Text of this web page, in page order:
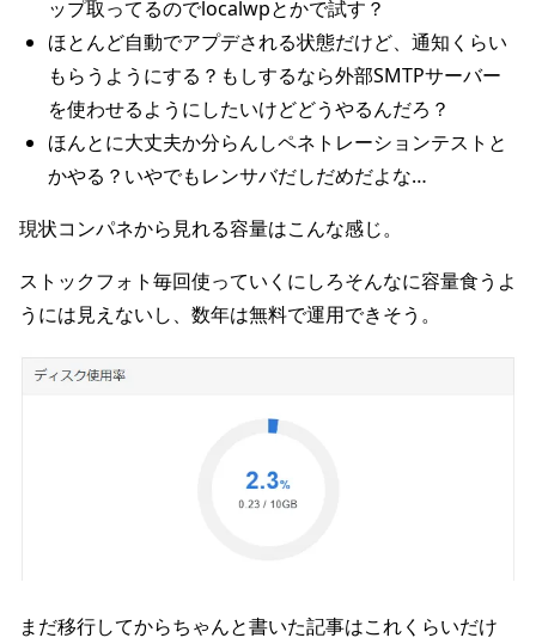
ップ取ってるのでlocalwpとかで試す？
ほとんど自動でアプデされる状態だけど、通知くらい
もらうようにする？もしするなら外部SMTPサーバー
を使わせるようにしたいけどどうやるんだろ？
ほんとに大丈夫か分らんしペネトレーションテストと
かやる？いやでもレンサバだしだめだよな…
現状コンパネから見れる容量はこんな感じ。
ストックフォト毎回使っていくにしろそんなに容量食うよ
うには見えないし、数年は無料で運用できそう。
まだ移行してからちゃんと書いた記事はこれくらいだけ